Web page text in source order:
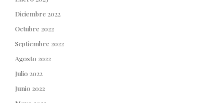
Diciembre 2022
Octubre 2022
Septiembre 2022
Agosto 2022
Julio 2022
Junio 2022